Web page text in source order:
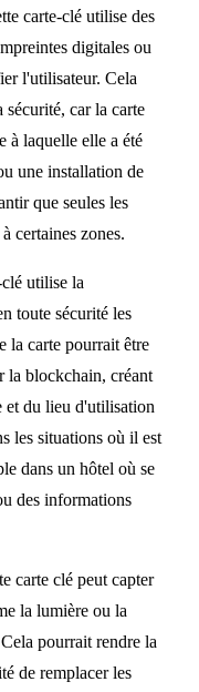
carte-clé utilise des
digitales ou
l'utilisateur. Cela
car la carte
à laquelle elle a été
une installation de
que seules les
certaines zones.
utilise la
toute sécurité les
la carte pourrait être
la blockchain, créant
et du lieu d'utilisation
les situations où il est
dans un hôtel où se
des informations
carte clé peut capter
la lumière ou la
pourrait rendre la
de remplacer les